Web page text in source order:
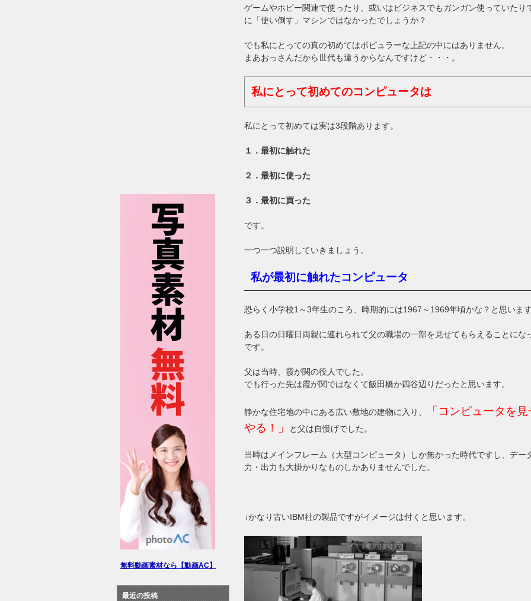
ゲームやホビー関連で使ったり、或いはビジネスでもガンガン使っていたり
に「使い倒す」マシンではなかったでしょうか？
でも私にとっての真の初めてはポピュラーな上記の中にはありません。
まあおっさんだから世代も違うからなんですけど・・・。
私にとって初めてのコンピュータは
私にとって初めては実は3段階あります。
１．最初に触れた
２．最初に使った
３．最初に買った
です。
一つ一つ説明していきましょう。
私が最初に触れたコンピュータ
恐らく小学校1～3年生のころ、時期的には1967～1969年頃かな？と思います
ある日の日曜日両親に連れられて父の職場の一部を見せてもらえることにな
です。
父は当時、霞が関の役人でした。
でも行った先は霞が関ではなくて飯田橋か四谷辺りだったと思います。
静かな住宅地の中にある広い敷地の建物に入り、
「コンピュータを見
やる！」
と父は自慢げでした。
当時はメインフレーム（大型コンピュータ）しか無かった時代ですし、デー
力・出力も大掛かりなものしかありませんでした。
↓かなり古いIBM社の製品ですがイメージは付くと思います。
無料動画素材なら【動画AC】
最近の投稿